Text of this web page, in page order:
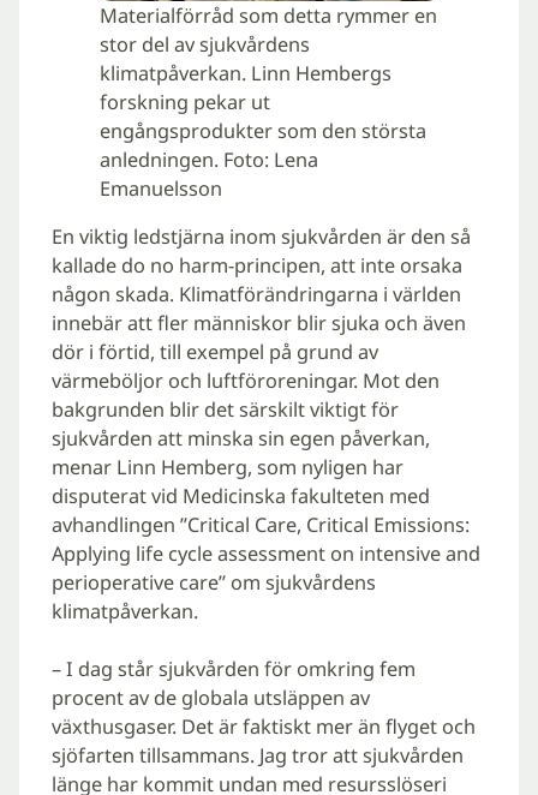
Materialförråd som detta rymmer en
stor del av sjukvårdens
klimatpåverkan. Linn Hembergs
forskning pekar ut
engångsprodukter som den största
anledningen. Foto: Lena
Emanuelsson
En viktig ledstjärna inom sjukvården är den så
kallade do no harm-principen, att inte orsaka
någon skada. Klimatförändringarna i världen
innebär att fler människor blir sjuka och även
dör i förtid, till exempel på grund av
värmeböljor och luftföroreningar. Mot den
bakgrunden blir det särskilt viktigt för
sjukvården att minska sin egen påverkan,
menar Linn Hemberg, som nyligen har
disputerat vid Medicinska fakulteten med
avhandlingen ”Critical Care, Critical Emissions:
Applying life cycle assessment on intensive and
perioperative care” om sjukvårdens
klimatpåverkan.
– I dag står sjukvården för omkring fem
procent av de globala utsläppen av
växthusgaser. Det är faktiskt mer än flyget och
sjöfarten tillsammans. Jag tror att sjukvården
länge har kommit undan med resursslöseri